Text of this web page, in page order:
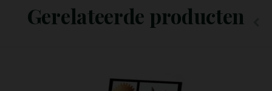
Gerelateerde producten
Opties Selecteren